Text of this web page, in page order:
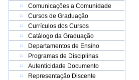
Comunicações a Comunidade
Cursos de Graduação
Currículos dos Cursos
Catálogo da Graduação
Departamentos de Ensino
Programas de Disciplinas
Autenticidade Documento
Representação Discente